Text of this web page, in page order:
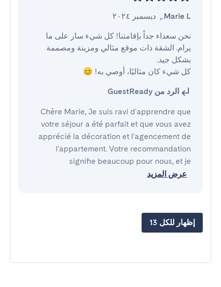
Marie L.
, ديسمبر ٢٠٢٤
كل شيء كان مثاليًا، أوصي به! 😊
الرد من GuestReady
Chère Marie, Je suis ravi d'apprendre que
votre séjour a été parfait et que vous avez
apprécié la décoration et l'agencement de
l'appartement. Votre recommandation
signifie beaucoup pour nous, et je
عرض المزيد
إظهار للكل 13